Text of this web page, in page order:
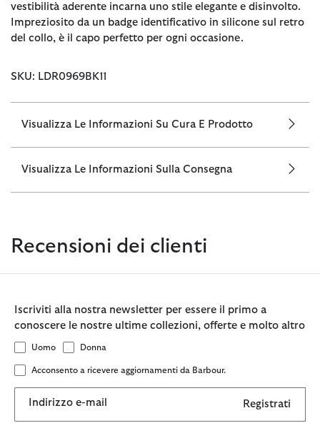
vestibilità aderente incarna uno stile elegante e disinvolto.
Impreziosito da un badge identificativo in silicone sul retro
del collo, è il capo perfetto per ogni occasione.
SKU: LDR0969BK11
Visualizza Le Informazioni Su Cura E Prodotto
Visualizza Le Informazioni Sulla Consegna
Recensioni dei clienti
Iscriviti alla nostra newsletter per essere il primo a
conoscere le nostre ultime collezioni, offerte e molto altro
Uomo Donna
Acconsento a ricevere aggiornamenti da Barbour.
Indirizzo e-mail Registrati